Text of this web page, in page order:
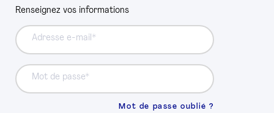
Renseignez vos informations
Adresse e-mail
Mot de passe
Mot de passe oublié ?